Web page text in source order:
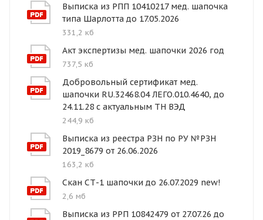
Выписка из РПП 10410217 мед. шапочка
типа Шарлотта до 17.05.2026
331,2 кб
Акт экспертизы мед. шапочки 2026 год
737,5 кб
Добровольный сертификат мед.
шапочки RU.32468.04 ЛЕГО.010.4640, до
24.11.28 с актуальным ТН ВЭД
244,9 кб
Выписка из реестра РЗН по РУ №РЗН
2019_8679 от 26.06.2026
163,2 кб
Скан СТ-1 шапочки до 26.07.2029 new!
2,6 мб
Выписка из РРП 10842479 от 27.07.26 до